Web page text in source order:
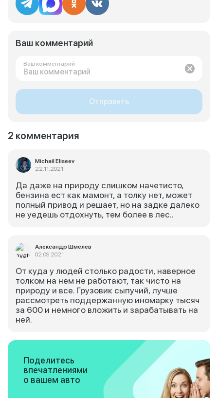
Ваш комментарий
Ваш комментарий
Отправить
2 комментария
Michail Eliseev
22.11.2021
Да даже на природу слишком начетисто,
бензина ест как мамонт, а толку нет, может
полный привод и решает, но на задке далеко
не уедешь отдохнуть, тем более в лес..
Александр Шмелев
02.09.2021
От куда у людей столько радости, наверное
толком на нем не работают, так чисто на
природу и все. Грузовик сыпучий, лучше
рассмотреть поддержанную иномарку тысяч
за 600 и немного вложить и зарабатывать на
ней.
Поделитесь
впечатлениями
о вашем авто